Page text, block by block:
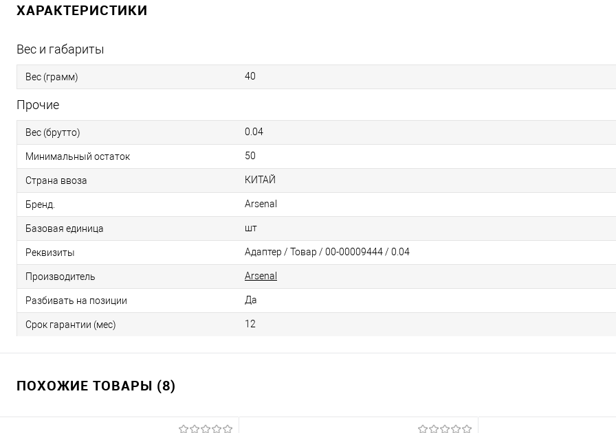
ХАРАКТЕРИСТИКИ
Вес и габариты
Вес (грамм) 40
Прочие
Вес (брутто) 0.04
Минимальный остаток 50
Страна ввоза КИТАЙ
Бренд. Arsenal
Базовая единица шт
Реквизиты Адаптер / Товар / 00-00009444 / 0.04
Производитель Arsenal
Разбивать на позиции Да
Срок гарантии (мес) 12
ПОХОЖИЕ ТОВАРЫ (8)